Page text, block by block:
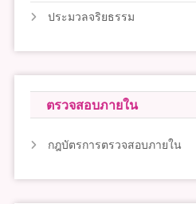
ประมวลจริยธรรม
ตรวจสอบภายใน
กฎบัตรการตรวจสอบภายใน